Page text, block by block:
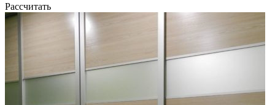
Рассчитать